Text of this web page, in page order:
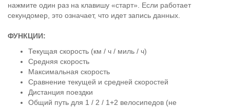
нажмите один раз на клавишу «старт». Если работает
секундомер, это означает, что идет запись данных.
ФУНКЦИИ:
Текущая скорость (км / ч / миль / ч)
Средняя скорость
Максимальная скорость
Сравнение текущей и средней скоростей
Дистанция поездки
Общий путь для 1 / 2 / 1+2 велосипедов (не